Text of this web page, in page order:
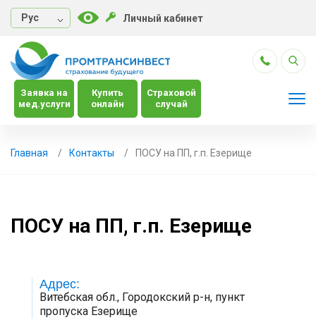
Руc Личный кабинет
Заявка на
мед.услуги
Купить
онлайн
Страховой
случай
Главная Контакты ПОСУ на ПП, г.п. Езерище
ПОСУ на ПП, г.п. Езерище
Адрес:
Витебская обл., Городокский р-н, пункт
пропуска Езерище